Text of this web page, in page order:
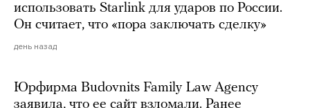
использовать Starlink для ударов по России.
Он считает, что «пора заключать сделку»
день назад
Юрфирма Budovnits Family Law Agency
заявила, что ее сайт взломали. Ранее